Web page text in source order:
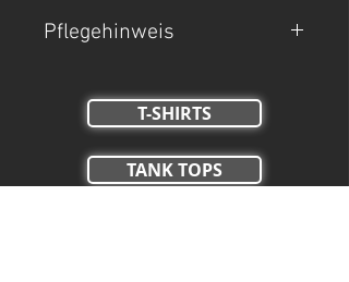
Pflegehinweis
T-SHIRTS
TANK TOPS